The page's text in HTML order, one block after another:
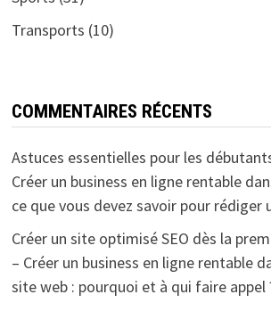
Transports (10)
COMMENTAIRES RÉCENTS
Astuces essentielles pour les
Créer un business en ligne rentable
ce que vous devez savoir pour rédiger
Créer un site optimisé SEO dès la
– Créer un business en ligne rentable
site web : pourquoi et à qui faire appel